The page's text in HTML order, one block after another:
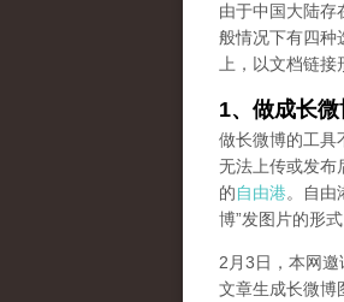
由于中国大陆存
般情况下有四种
上，以文档链
1、做成长微
做长微博的工具
无法上传或发布
的自由港。自由
博”发图片的形式
2月3日，本网邀
文章生成长微博